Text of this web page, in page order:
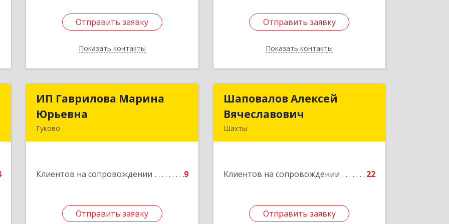
Отправить заявку
Показать контакты
Отправить заявку
Назад
Отправить заявку
Показать контакты
Отправить заявку
Назад
ИП Гаврилова Марина
Юрьевна
Гуково
Клиентов на сопровождении 9
Отправить заявку
ИП Гаврилова Марина
Отправить заявку
Шаповалов Алексей
Вячеславович
Шахты
Клиентов на сопровождении 22
Отправить заявку
Шаповалов Алексей
Вячеславович
Подробнее
Отправить заявку